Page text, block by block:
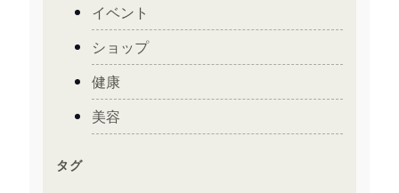
イベント
ショップ
健康
美容
タグ